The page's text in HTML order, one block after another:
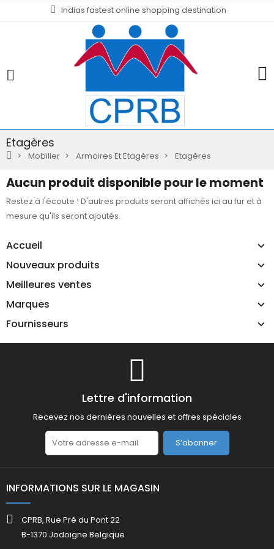
Indias fastest online shopping destination
Etagères
Mobilier Armoires Et Etagères Etagères
Accueil
Nouveaux produits
Meilleures ventes
Marques
Fournisseurs
Aucun produit disponible pour le moment
Restez à l'écoute ! D'autres produits seront affichés ici au fur et à
mesure qu'ils seront ajoutés.
Lettre d'information
Recevez nos dernières nouvelles et offres spéciales
S’abonner
INFORMATIONS SUR LE MAGASIN
CPRB, Rue Pré du Pont 22
B-1370 Jodoigne Belgique